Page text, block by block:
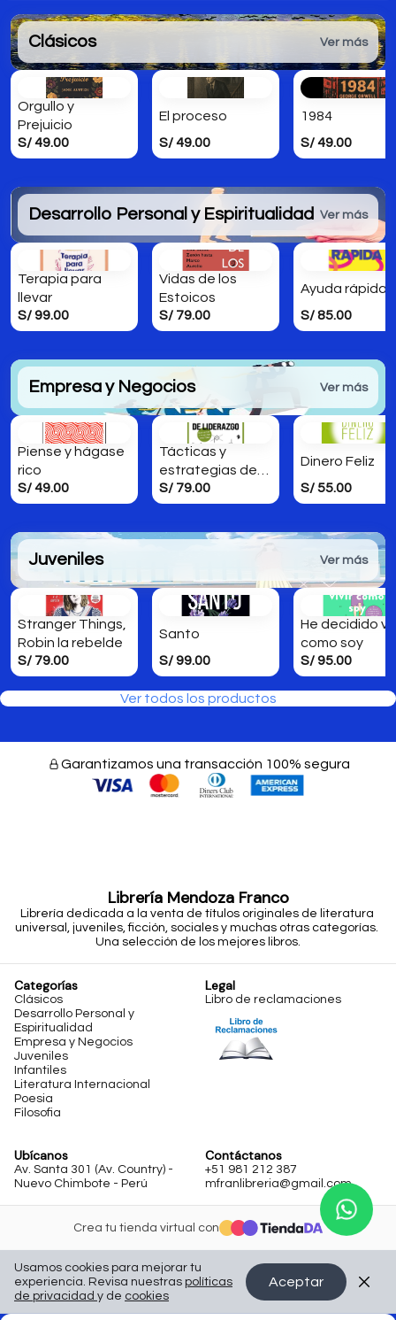
Clásicos Ver más
Orgullo y
Prejuicio
S/ 49.00
El proceso
S/ 49.00
1984
S/ 49.00
Desarrollo Personal y Espiritualidad Ver más
Terapia para
llevar
S/ 99.00
Vidas de los
Estoicos
S/ 79.00
Ayuda rápida
S/ 85.00
Empresa y Negocios Ver más
Piense y hágase
rico
S/ 49.00
Tácticas y
estrategias de
liderazgo
S/ 79.00
Dinero Feliz
S/ 55.00
Juveniles Ver más
Stranger Things,
Robin la rebelde
S/ 79.00
Santo
S/ 99.00
He decidido
como soy
S/ 95.00
Ver todos los productos
Garantizamos una transacción 100% segura
Librería Mendoza Franco
Librería dedicada a la venta de títulos originales de literatura
universal, juveniles, ficción, sociales y muchas otras categorías.
Una selección de los mejores libros.
Categorías
Clásicos
Desarrollo Personal y
Espiritualidad
Empresa y Negocios
Juveniles
Infantiles
Literatura Internacional
Poesia
Filosofia
Legal
Libro de reclamaciones
Libro de
Reclamaciones
Ubícanos
Av. Santa 301 (Av. Country) -
Nuevo Chimbote - Perú
Contáctanos
+51 981 212 387
mfranlibreria@gmail.com
Crea tu tienda virtual con
Usamos cookies para mejorar tu
experiencia. Revisa nuestras políticas
de privacidad y de cookies
Aceptar